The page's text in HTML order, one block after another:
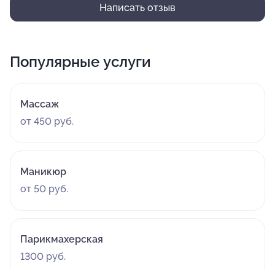
Написать отзыв
Популярные услуги
Массаж
от 450 руб.
Маникюр
от 50 руб.
Парикмахерская
1300 руб.